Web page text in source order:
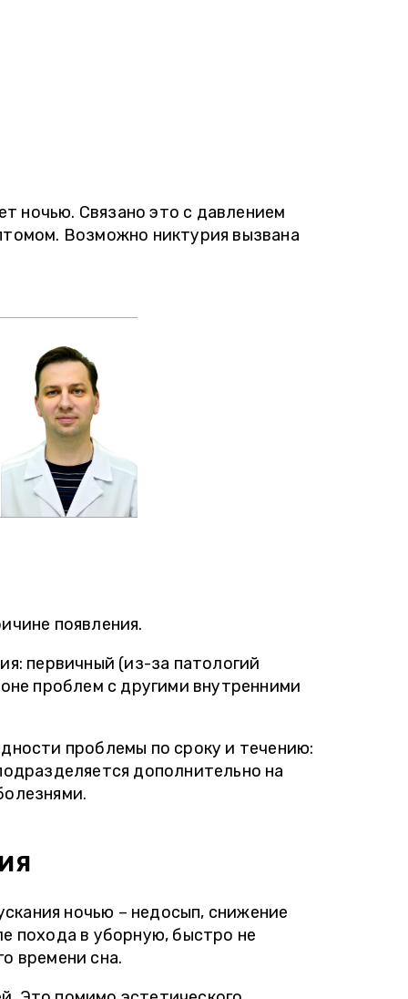
ночью. Связано это с давлением
Возможно никтурия вызвана
появления.
первичный (из-за патологий
проблем с другими внутренними
проблемы по сроку и течению:
дополнительно на
ночью – недосып, снижение
похода в уборную, быстро не
времени сна.